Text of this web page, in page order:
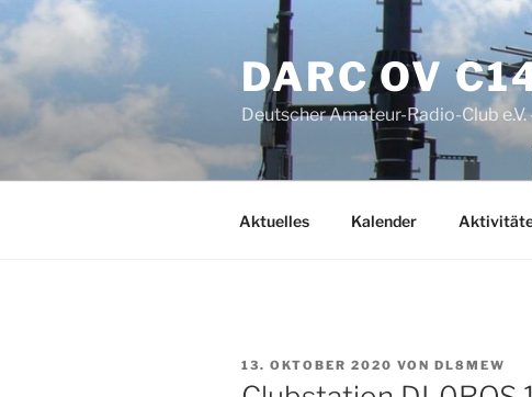
Zum
Inhalt
springen
DARC OV
Deutscher Amateur-Radio-Club
Aktuelles Kalender
VERÖFFENTLICHT
AM
13. OKTOBER 2020 VON DL8MEW